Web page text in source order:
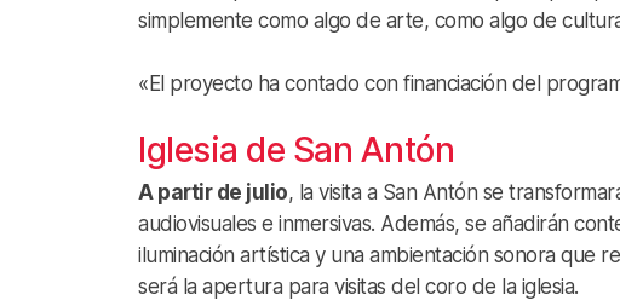
simplemente como algo de arte, como algo de
«El proyecto ha contado con financiación del
Iglesia de San Antón
A partir de julio, la visita a San Antón se
audiovisuales e inmersivas. Además, se añadirán
iluminación artística y una ambientación sonora que
será la apertura para visitas del coro de la iglesia.